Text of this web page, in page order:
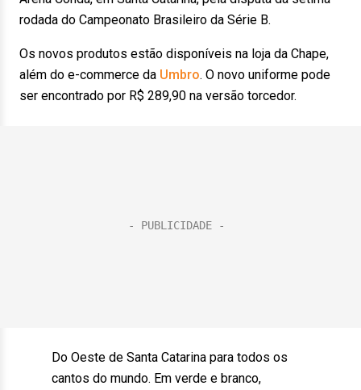
rodada do Campeonato Brasileiro da Série B.
Os novos produtos estão disponíveis na loja da Chape,
além do e-commerce da Umbro. O novo uniforme pode
ser encontrado por R$ 289,90 na versão torcedor.
Do Oeste de Santa Catarina para todos os
cantos do mundo. Em verde e branco,